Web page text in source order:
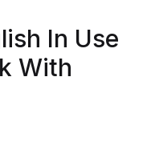
In Use
With